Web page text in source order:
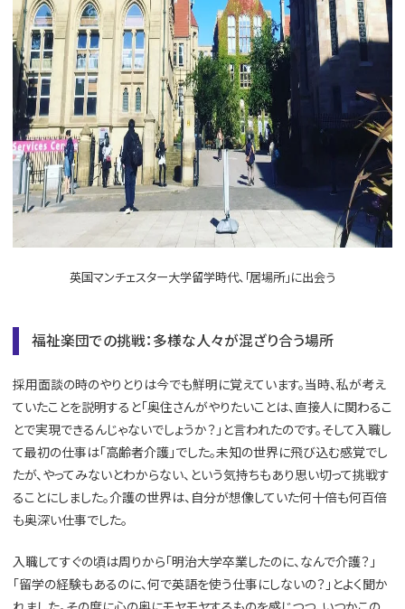
英国マンチェスター大学留学時代、「居場所」に出会う
福祉楽団での挑戦：多様な人々が混ざり合う場所
採用面談の時のやりとりは今でも鮮明に覚えています。当時、私が考え
ていたことを説明すると「奥住さんがやりたいことは、直接人に関わるこ
とで実現できるんじゃないでしょうか？」と言われたのです。そして入職し
て最初の仕事は「高齢者介護」でした。未知の世界に飛び込む感覚でし
たが、やってみないとわからない、という気持ちもあり思い切って挑戦す
ることにしました。介護の世界は、自分が想像していた何十倍も何百倍
も奥深い仕事でした。
入職してすぐの頃は周りから「明治大学卒業したのに、なんで介護？」
「留学の経験もあるのに、何で英語を使う仕事にしないの？」とよく聞か